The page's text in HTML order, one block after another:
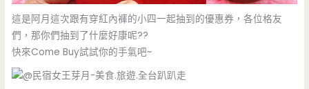
這是阿月這次跟有穿紅內褲的小四一起抽到的優惠券，各位格友
們，那你們抽到了什麼好康呢??
快來Come Buy試試你的手氣吧~